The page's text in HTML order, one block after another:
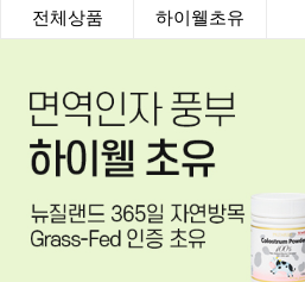
전체상품 하이웰초유